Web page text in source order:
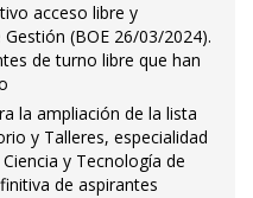
acceso libre y
(BOE 26/03/2024).
de turno libre que han
la ampliación de la lista
y Talleres, especialidad
y Tecnología de
de aspirantes